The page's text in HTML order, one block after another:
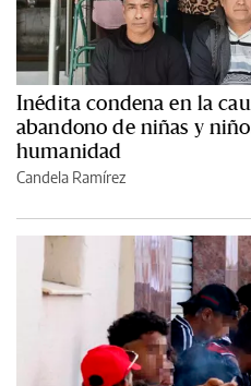
Inédita condena en la
abandono de niñas y
humanidad
Candela Ramírez